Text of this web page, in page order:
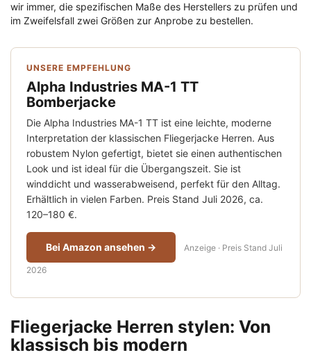
wir immer, die spezifischen Maße des Herstellers zu prüfen und
im Zweifelsfall zwei Größen zur Anprobe zu bestellen.
UNSERE EMPFEHLUNG
Alpha Industries MA-1 TT
Bomberjacke
Die Alpha Industries MA-1 TT ist eine leichte, moderne
Interpretation der klassischen Fliegerjacke Herren. Aus
robustem Nylon gefertigt, bietet sie einen authentischen
Look und ist ideal für die Übergangszeit. Sie ist
winddicht und wasserabweisend, perfekt für den Alltag.
Erhältlich in vielen Farben. Preis Stand Juli 2026, ca.
120–180 €.
Bei Amazon ansehen → Anzeige · Preis Stand Juli
2026
Fliegerjacke Herren stylen: Von
klassisch bis modern